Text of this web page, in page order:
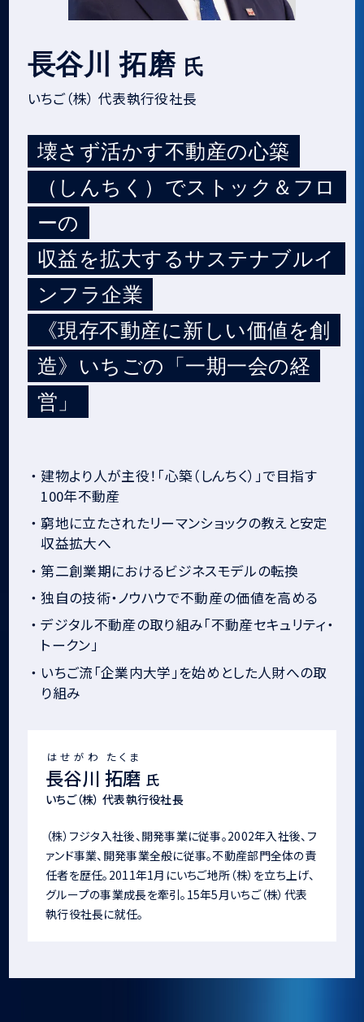
長谷川 拓磨 氏
いちご（株） 代表執行役社長
壊さず活かす不動産の心築
（しんちく）でストック＆フロ
ーの
収益を拡大するサステナブルイ
ンフラ企業
《現存不動産に新しい価値を創
造》いちごの「一期一会の経
営」
・ 建物より人が主役！「心築（しんちく）」で目指す
100年不動産
・ 窮地に立たされたリーマンショックの教えと安定
収益拡大へ
・ 第二創業期におけるビジネスモデルの転換
・ 独自の技術・ノウハウで不動産の価値を高める
・ デジタル不動産の取り組み「不動産セキュリティ・
トークン」
・ いちご流「企業内大学」を始めとした人財への取
り組み
長谷川 拓磨
はせがわ たくま
氏
いちご（株） 代表執行役社長
（株）フジタ入社後、開発事業に従事。2002年入社後、フ
ァンド事業、開発事業全般に従事。不動産部門全体の責
任者を歴任。2011年1月にいちご地所（株）を立ち上げ、
グループの事業成長を牽引。15年5月いちご（株）代表
執行役社長に就任。